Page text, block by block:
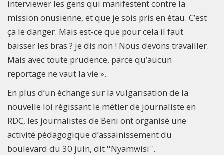
interviewer les gens qui manifestent contre la
mission onusienne, et que je sois pris en étau. C’est
ça le danger. Mais est-ce que pour cela il faut
baisser les bras ? je dis non ! Nous devons travailler.
Mais avec toute prudence, parce qu’aucun
reportage ne vaut la vie ».
En plus d’un échange sur la vulgarisation de la
nouvelle loi régissant le métier de journaliste en
RDC, les journalistes de Beni ont organisé une
activité pédagogique d’assainissement du
boulevard du 30 juin, dit ''Nyamwisi''.